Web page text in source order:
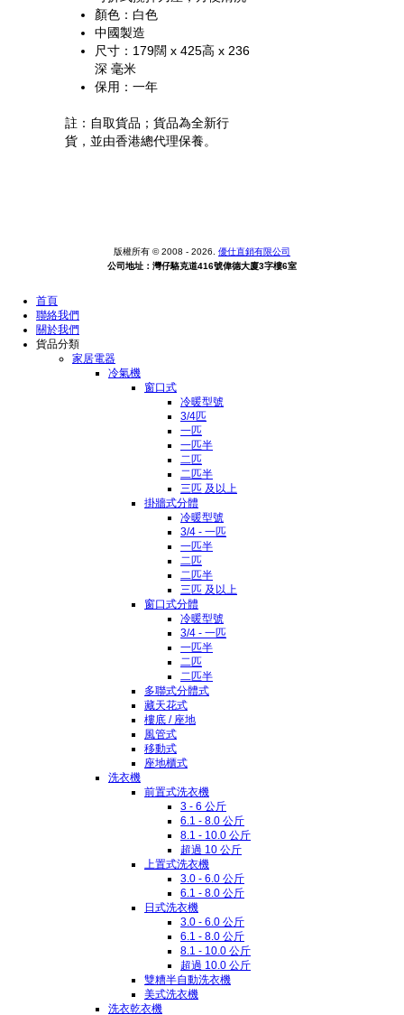
顏色：白色
中國製造
尺寸：179闊 x 425高 x 236
深 毫米
保用：一年
註：自取貨品；貨品為全新行
貨，並由香港總代理保養。
版權所有 © 2008 - 2026. 優仕直銷有限公司
公司地址：灣仔駱克道416號偉德大廈3字樓6室
首頁
聯絡我們
關於我們
貨品分類
家居電器
冷氣機
窗口式
冷暖型號
3/4匹
一匹
一匹半
二匹
二匹半
三匹 及以上
掛牆式分體
冷暖型號
3/4 - 一匹
一匹半
二匹
二匹半
三匹 及以上
窗口式分體
冷暖型號
3/4 - 一匹
一匹半
二匹
二匹半
多聯式分體式
藏天花式
樓底 / 座地
風管式
移動式
座地櫃式
洗衣機
前置式洗衣機
3 - 6 公斤
6.1 - 8.0 公斤
8.1 - 10.0 公斤
超過 10 公斤
上置式洗衣機
3.0 - 6.0 公斤
6.1 - 8.0 公斤
日式洗衣機
3.0 - 6.0 公斤
6.1 - 8.0 公斤
8.1 - 10.0 公斤
超過 10.0 公斤
雙糟半自動洗衣機
美式洗衣機
洗衣乾衣機